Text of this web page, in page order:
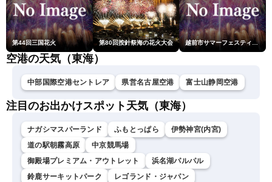
第44回三国花火 第80回按針祭海の花火大会 越前市サマーフェスティバル花火大会
空港の天気（東海）
中部国際空港セントレア 県営名古屋空港 富士山静岡空港
注目のお出かけスポット天気（東海）
ナガシマスパーランド ふもとっぱら
伊勢神宮(内宮)
道の駅朝霧高原
中京競馬場
御殿場プレミアム・アウトレット
浜名湖パルパル
鈴鹿サーキットパーク
レゴランド・ジャパン